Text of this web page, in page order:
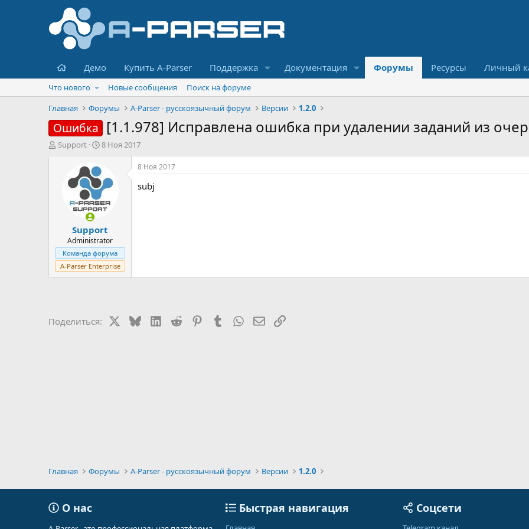
Главная
Демо Купить A-Parser Поддержка Документация Форумы Ресурсы Личный
Что нового Новые сообщения
Поиск на форуме
Главная
Форумы A-Parser - русскоязычный форум Версии 1.2.0
Ошибка [1.1.978] Исправлена ошибка при удалении заданий из
А
Support
Д
а
н
а
ч
л
а
8 Ноя 2017
Support
Administrator
Команда форума
A-Parser Enterprise
8 Ноя 2017
subj
Поделиться: BlueskyLinkedIn
Reddit PinterestTumblrWhatsAppЭлектронная почта
Ссылка
Главная Форумы A-Parser - русскоязычный форум Версии 1.2.0
О нас Быстрая навигация Соцсети